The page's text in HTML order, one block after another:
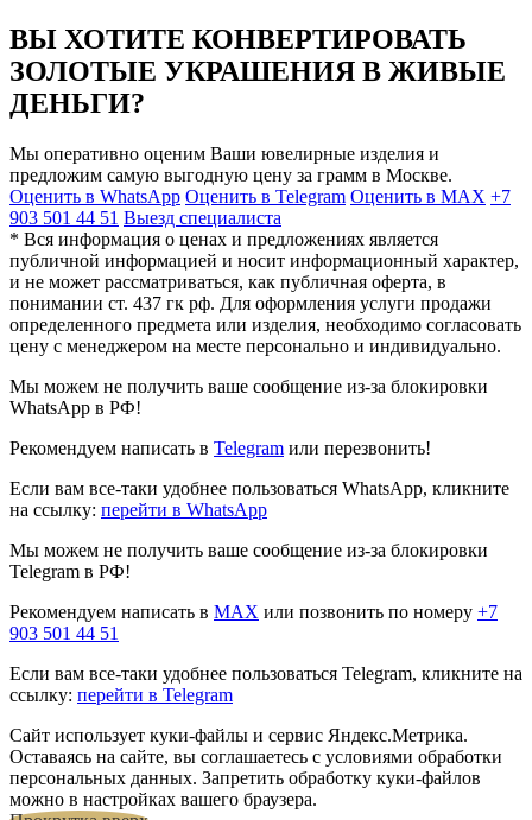
ВЫ ХОТИТЕ КОНВЕРТИРОВАТЬ
ЗОЛОТЫЕ УКРАШЕНИЯ В ЖИВЫЕ
ДЕНЬГИ?
Мы оперативно оценим Ваши ювелирные изделия и
предложим самую выгодную цену за грамм в Москве.
Оценить в WhatsApp Оценить в Telegram Оценить в MAX +7
903 501 44 51 Выезд специалиста
* Вся информация о ценах и предложениях является
публичной информацией и носит информационный характер,
и не может рассматриваться, как публичная оферта, в
понимании ст. 437 гк рф. Для оформления услуги продажи
определенного предмета или изделия, необходимо согласовать
цену с менеджером на месте персонально и индивидуально.
Мы можем не получить ваше сообщение из-за блокировки
WhatsApp в РФ!
Рекомендуем написать в Telegram или перезвонить!
Если вам все-таки удобнее пользоваться WhatsApp, кликните
на ссылку: перейти в WhatsApp
Мы можем не получить ваше сообщение из-за блокировки
Telegram в РФ!
Рекомендуем написать в MAX или позвонить по номеру +7
903 501 44 51
Если вам все-таки удобнее пользоваться Telegram, кликните на
ссылку: перейти в Telegram
Сайт использует куки-файлы и сервис Яндекс.Метрика.
Оставаясь на сайте, вы соглашаетесь с условиями обработки
персональных данных. Запретить обработку куки-файлов
можно в настройках вашего браузера.